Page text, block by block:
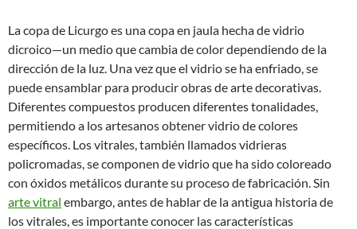
La copa de Licurgo es una copa en jaula hecha de vidrio
dicroico—un medio que cambia de color dependiendo de la
dirección de la luz. Una vez que el vidrio se ha enfriado, se
puede ensamblar para producir obras de arte decorativas.
Diferentes compuestos producen diferentes tonalidades,
permitiendo a los artesanos obtener vidrio de colores
específicos. Los vitrales, también llamados vidrieras
policromadas, se componen de vidrio que ha sido coloreado
con óxidos metálicos durante su proceso de fabricación. Sin
arte vitral embargo, antes de hablar de la antigua historia de
los vitrales, es importante conocer las características